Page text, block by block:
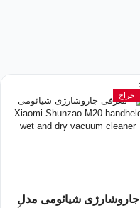
حراج
جاروشارژی شیائومی مدل